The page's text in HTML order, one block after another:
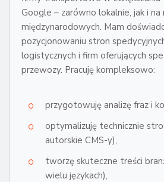
Google – zarówno lokalnie, jak i na
międzynarodowych. Mam
pozycjonowaniu stron
logistycznych i firm oferujących
przewozy. Pracuję kompleksowo:
przygotowuję analizę fraz i
optymalizuję technicznie
autorskie CMS-y),
tworzę skuteczne treści
wielu językach),